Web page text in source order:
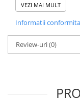
STICKERE PENTRU
STICKERE PENTRU
STICKERE
STICKERE PRAGURI
STICKERE UTILAJE
- Pentru
portofoliul
VEZI MAI MULT
Informatii
Review-uri(0)